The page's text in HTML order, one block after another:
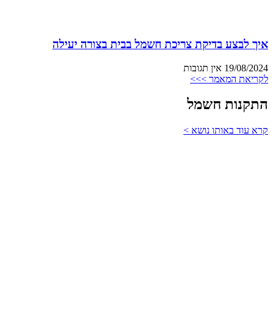
איך לבצע בדיקת צריכת חשמל בבית בצורה יעילה
19/08/2024 אין תגובות
לקריאת המאמר >>>
התקנות חשמל
קרא עוד באותו נושא >